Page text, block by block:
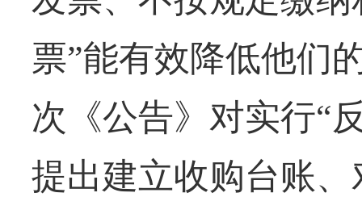
票”能有效降低他们
次《公告》对实行“
提出建立收购台账